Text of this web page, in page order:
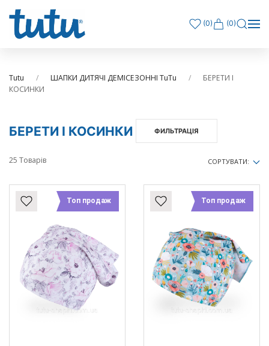
(0) (0)
Tutu ШАПКИ ДИТЯЧІ ДЕМІСЕЗОННІ TuTu
БЕРЕТИ І
КОСИНКИ
БЕРЕТИ І КОСИНКИ ФИЛЬТРАЦІЯ
25 Товарів СОРТУВАТИ:
Топ продаж Топ продаж